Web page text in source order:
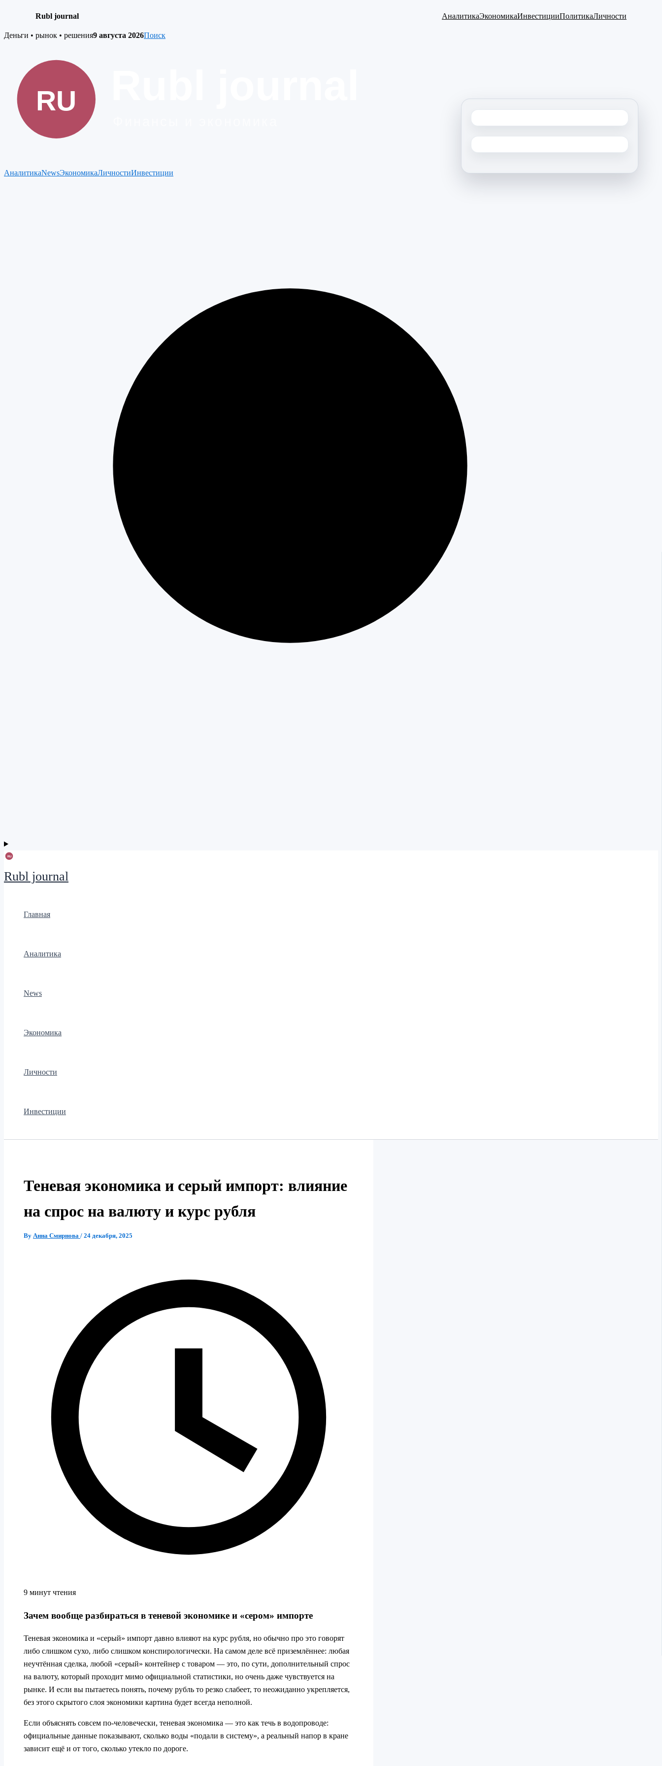
Rubl journal АналитикаЭкономикаИнвестицииПолитикаЛичности
Skip
Деньги • рынок • решения9 августа 2026Поиск
АналитикаNewsЭкономикаЛичностиИнвестиции
Rubl journal
Главная
Аналитика
News
Экономика
Личности
Инвестиции
Теневая экономика и серый импорт: влияние
на спрос на валюту и курс рубля
By Анна Смирнова / 24 декабря, 2025
9 минут чтения
Зачем вообще разбираться в теневой экономике и «сером» импорте
Теневая экономика и «серый» импорт давно влияют на курс рубля, но обычно про это говорят
либо слишком сухо, либо слишком конспирологически. На самом деле всё приземлённее: любая
неучтённая сделка, любой «серый» контейнер с товаром — это, по сути, дополнительный спрос
на валюту, который проходит мимо официальной статистики, но очень даже чувствуется на
рынке. И если вы пытаетесь понять, почему рубль то резко слабеет, то неожиданно укрепляется,
без этого скрытого слоя экономики картина будет всегда неполной.
Если объяснять совсем по‑человечески, теневая экономика — это как течь в водопроводе:
официальные данные показывают, сколько воды «подали в систему», а реальный напор в кране
зависит ещё и от того, сколько утекло по дороге.